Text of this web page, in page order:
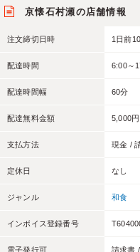
京懐石村瀬の店舗情報
注文締切日時 1日前
配達時間 6:00～
配達時間幅 60分
配達無料金額 5,000
支払方法 現金 /
定休日 なし
ジャンル 和食
インボイス登録番号
電子発行可 請求書